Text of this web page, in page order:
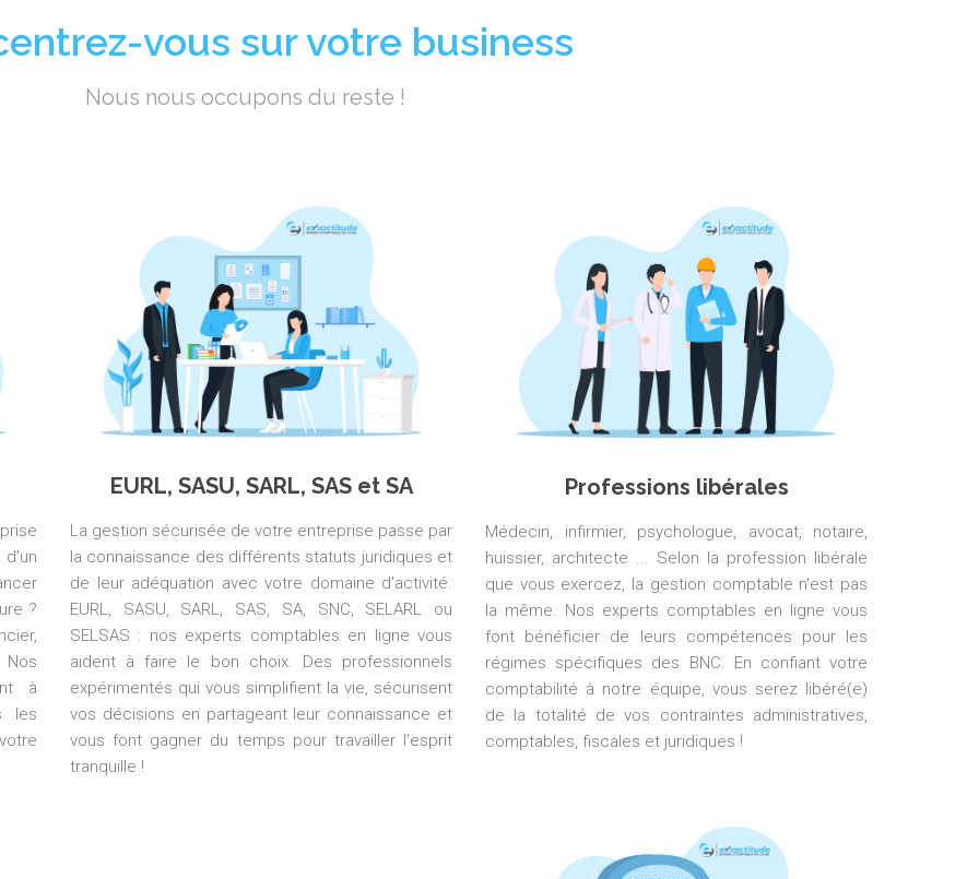
vous sur votre business
Nous nous occupons du reste !
?
à
les
EURL, SASU, SARL, SAS et SA
La gestion sécurisée de votre entreprise passe par
la connaissance des différents statuts juridiques et
de leur adéquation avec votre domaine d'activité.
EURL, SASU, SARL, SAS, SA, SNC, SELARL ou
SELSAS : nos experts comptables en ligne vous
aident à faire le bon choix. Des professionnels
expérimentés qui vous simplifient la vie, sécurisent
vos décisions en partageant leur connaissance et
vous font gagner du temps pour travailler l'esprit
tranquille !
Professions libérales
Médecin, infirmier, psychologue, avocat, notaire,
huissier, architecte ... Selon la profession libérale
que vous exercez, la gestion comptable n'est pas
la même. Nos experts comptables en ligne vous
font bénéficier de leurs compétences pour les
régimes spécifiques des BNC. En confiant votre
comptabilité à notre équipe, vous serez libéré(e)
de la totalité de vos contraintes administratives,
comptables, fiscales et juridiques !